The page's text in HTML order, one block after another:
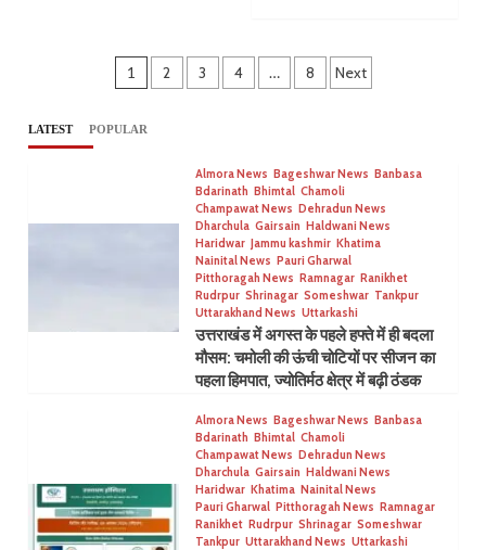
Posts
1 2 3 4 … 8 Next
LATEST POPULAR
Almora News Bageshwar News Banbasa
Bdarinath Bhimtal Chamoli
Champawat News Dehradun News
Dharchula Gairsain Haldwani News
Haridwar Jammu kashmir Khatima
Nainital News Pauri Gharwal
Pitthoragah News Ramnagar Ranikhet
Rudrpur Shrinagar Someshwar Tankpur
Uttarakhand News Uttarkashi
उत्तराखंड में अगस्त के पहले हफ्ते में ही बदला
मौसम: चमोली की ऊंची चोटियों पर सीजन का
पहला हिमपात, ज्योतिर्मठ क्षेत्र में बढ़ी ठंडक
Almora News Bageshwar News Banbasa
Bdarinath Bhimtal Chamoli
Champawat News Dehradun News
Dharchula Gairsain Haldwani News
Haridwar Khatima Nainital News
Pauri Gharwal Pitthoragah News Ramnagar
Ranikhet Rudrpur Shrinagar Someshwar
Tankpur Uttarakhand News Uttarkashi